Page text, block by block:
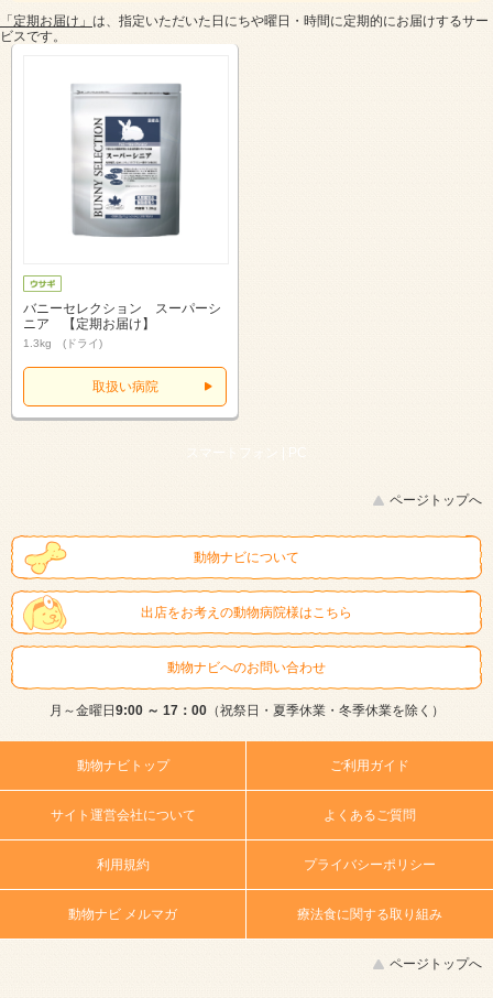
「定期お届け」 は、指定いただいた日にちや曜日・時間に定期的にお届けするサー
ビスです。
バニーセレクション スーパーシ
ニア 【定期お届け】
1.3kg (ドライ)
取扱い病院
スマートフォン |
ページトップへ
動物ナビについて
出店をお考えの動物病院様はこちら
動物ナビへのお問い合わせ
月～金曜日 9:00 ～ 17：00（祝祭日・夏季休業・冬季休業を除く）
動物ナビトップ ご利用ガイド
サイト運営会社について よくあるご質問
利用規約 プライバシーポリシー
動物ナビ メルマガ 療法食に関する取り組み
ページトップへ